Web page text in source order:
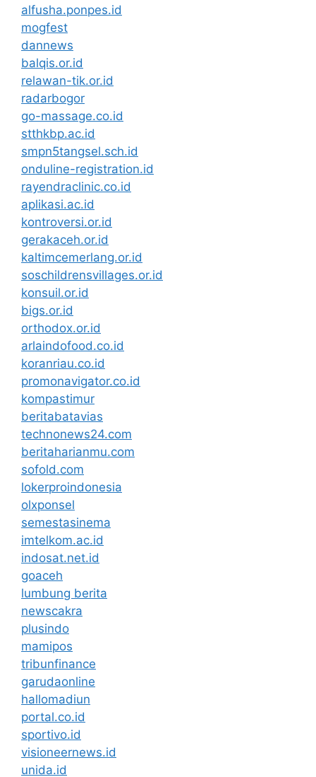
alfusha.ponpes.id
mogfest
dannews
balqis.or.id
relawan-tik.or.id
radarbogor
go-massage.co.id
stthkbp.ac.id
smpn5tangsel.sch.id
onduline-registration.id
rayendraclinic.co.id
aplikasi.ac.id
kontroversi.or.id
gerakaceh.or.id
kaltimcemerlang.or.id
soschildrensvillages.or.id
konsuil.or.id
bigs.or.id
orthodox.or.id
arlaindofood.co.id
koranriau.co.id
promonavigator.co.id
kompastimur
beritabatavias
technonews24.com
beritaharianmu.com
sofold.com
lokerproindonesia
olxponsel
semestasinema
imtelkom.ac.id
indosat.net.id
goaceh
lumbung berita
newscakra
plusindo
mamipos
tribunfinance
garudaonline
hallomadiun
portal.co.id
sportivo.id
visioneernews.id
unida.id